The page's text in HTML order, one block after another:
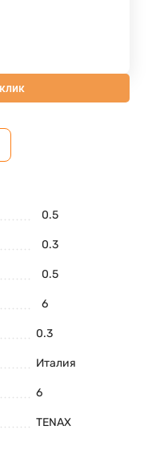
0.5
0.3
0.5
6
0.3
Италия
6
TENAX